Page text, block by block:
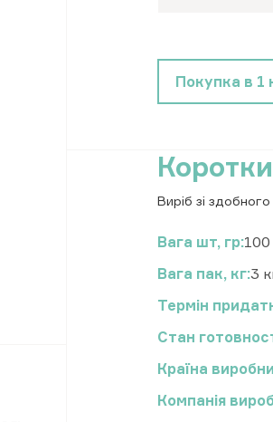
Покупка в 1
Виріб зі
Вага шт, гр 100
Вага пак, кг 3
Термін
Стан
Країна
Компанія